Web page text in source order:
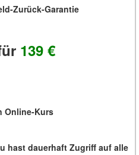
Zurück-Garantie
139 €
Online-Kurs
hast dauerhaft Zugriff auf alle